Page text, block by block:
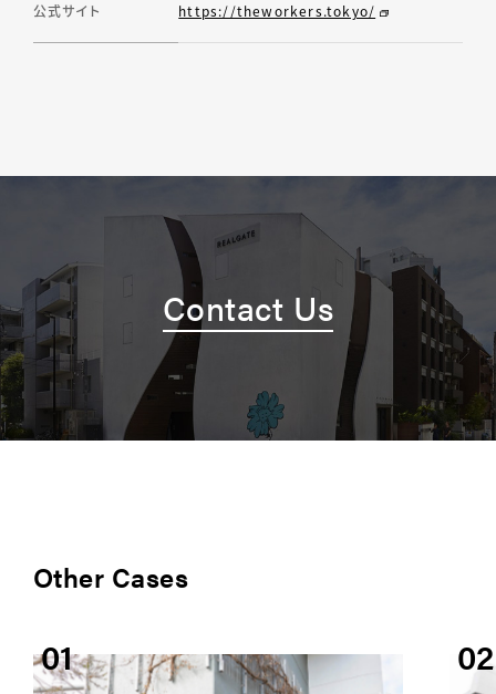
公式サイト https://theworkers.tokyo/
Contact Us
Other Cases